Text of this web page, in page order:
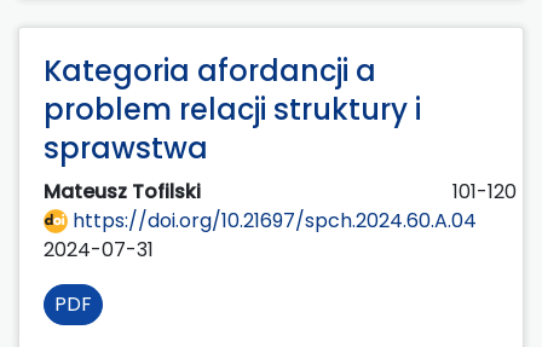
Kategoria afordancji a
problem relacji struktury i
sprawstwa
Mateusz Tofilski
101-120
https://doi.org/10.21697/spch.2024.60.A.04
2024-07-31
PDF